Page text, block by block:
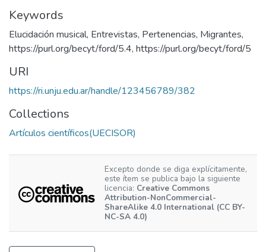
Keywords
Elucidación musical, Entrevistas, Pertenencias, Migrantes,
https://purl.org/becyt/ford/5.4, https://purl.org/becyt/ford/5
URI
https://ri.unju.edu.ar/handle/123456789/382
Collections
Artículos científicos(UECISOR)
Excepto donde se diga explícitamente,
este ítem se publica bajo la siguiente
licencia: Creative Commons
Attribution-NonCommercial-
ShareAlike 4.0 International (CC BY-
NC-SA 4.0)